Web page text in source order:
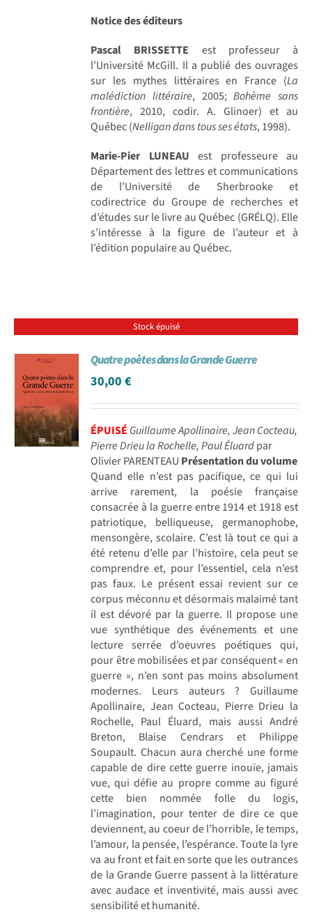
Notice des éditeurs
Pascal BRISSETTE est professeur à
l’Université McGill. Il a publié des ouvrages
sur les mythes littéraires en France (La
malédiction littéraire, 2005;Bohème sans
frontière, 2010, codir. A. Glinoer) et au
Québec (Nelligan dans tous ses états, 1998).
Marie-Pier LUNEAU est professeure au
Département des lettres et communications
de l’Université de Sherbrooke et
codirectrice du Groupe de recherches et
d’études sur le livre au Québec (GRÉLQ). Elle
s’intéresse à la figure de l’auteur et à
l’édition populaire au Québec.
Stock épuisé
Quatre poètes dans la Grande Guerre
30,00€
ÉPUISÉ Guillaume Apollinaire, Jean Cocteau,
Pierre Drieu la Rochelle, Paul Éluardpar
Olivier PARENTEAU Présentation du volume
Quand elle n’est pas pacifique, ce qui lui
arrive rarement, la poésie française
consacrée à la guerre entre 1914 et 1918 est
patriotique, belliqueuse, germanophobe,
mensongère, scolaire. C’est là tout ce qui a
été retenu d’elle par l’histoire, cela peut se
comprendre et, pour l’essentiel, cela n’est
pas faux. Le présent essai revient sur ce
corpus méconnu et désormais malaimé tant
il est dévoré par la guerre. Il propose une
vue synthétique des événements et une
lecture serrée d’oeuvres poétiques qui,
pour être mobilisées et par conséquent « en
guerre », n’en sont pas moins absolument
modernes. Leurs auteurs ? Guillaume
Apollinaire, Jean Cocteau, Pierre Drieu la
Rochelle, Paul Éluard, mais aussi André
Breton, Blaise Cendrars et Philippe
Soupault. Chacun aura cherché une forme
capable de dire cette guerre inouïe, jamais
vue, qui défie au propre comme au figuré
cette bien nommée folle du logis,
l’imagination, pour tenter de dire ce que
deviennent, au coeur de l’horrible, le temps,
l’amour, la pensée, l’espérance. Toute la lyre
va au front et fait en sorte que les outrances
de la Grande Guerre passent à la littérature
avec audace et inventivité, mais aussi avec
sensibilité et humanité.